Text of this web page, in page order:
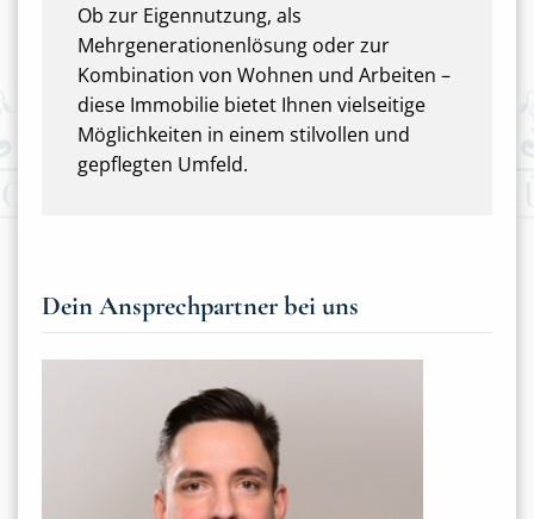
Ob zur Eigennutzung, als
Mehrgenerationenlösung oder zur
Kombination von Wohnen und Arbeiten –
diese Immobilie bietet Ihnen vielseitige
Möglichkeiten in einem stilvollen und
gepflegten Umfeld.
Dein Ansprechpartner bei uns